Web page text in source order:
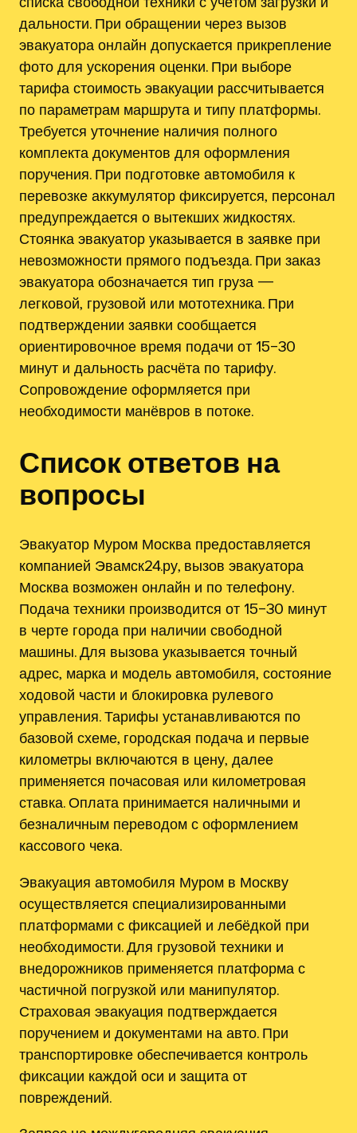
дальности. При обращении через вызов
эвакуатора онлайн допускается прикрепление
фото для ускорения оценки. При выборе
тарифа стоимость эвакуации рассчитывается
по параметрам маршрута и типу платформы.
Требуется уточнение наличия полного
комплекта документов для оформления
поручения. При подготовке автомобиля к
перевозке аккумулятор фиксируется‚ персонал
предупреждается о вытекших жидкостях.
Стоянка эвакуатор указывается в заявке при
невозможности прямого подъезда. При заказ
эвакуатора обозначается тип груза —
легковой‚ грузовой или мототехника. При
подтверждении заявки сообщается
ориентировочное время подачи от 15–30
минут и дальность расчёта по тарифу.
Сопровождение оформляется при
необходимости манёвров в потоке.
Список ответов на
вопросы
Эвакуатор Муром Москва предоставляется
компанией Эвамск24.ру, вызов эвакуатора
Москва возможен онлайн и по телефону.
Подача техники производится от 15–30 минут
в черте города при наличии свободной
машины. Для вызова указывается точный
адрес‚ марка и модель автомобиля‚ состояние
ходовой части и блокировка рулевого
управления. Тарифы устанавливаются по
базовой схеме, городская подача и первые
километры включаются в цену‚ далее
применяется почасовая или километровая
ставка. Оплата принимается наличными и
безналичным переводом с оформлением
кассового чекa.
Эвакуация автомобиля Муром в Москву
осуществляется специализированными
платформами с фиксацией и лебёдкой при
необходимости. Для грузовой техники и
внедорожников применяется платформа с
частичной погрузкой или манипулятор.
Страховая эвакуация подтверждается
поручением и документами на авто. При
транспортировке обеспечивается контроль
фиксации каждой оси и защита от
повреждений.